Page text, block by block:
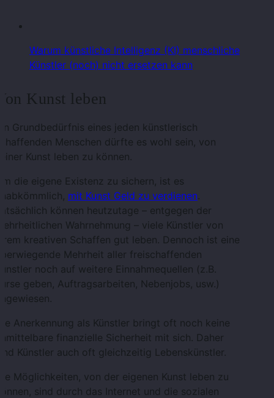
Warum künstliche Intelligenz (KI) menschliche
Künstler (noch) nicht ersetzen kann
Kunst leben
Grundbedürfnis eines jeden künstlerisch
Menschen dürfte es wohl sein, von
Kunst leben zu können.
die eigene Existenz zu sichern, ist es
mit Kunst Geld zu verdienen.
können heutzutage – entgegen der
Wahrnehmung – viele Künstler von
kreativen Schaffen gut leben. Dennoch ist eine
Mehrheit aller freischaffenden
noch auf weitere Einnahmequellen (z.B.
geben, Auftragsarbeiten, Nebenjobs, usw.)
Anerkennung als Künstler bringt oft noch keine
finanzielle Sicherheit mit sich. Daher
Künstler auch oft gleichzeitig Lebenskünstler.
Möglichkeiten, von der eigenen Kunst leben zu
sind durch das Internet und die sozialen